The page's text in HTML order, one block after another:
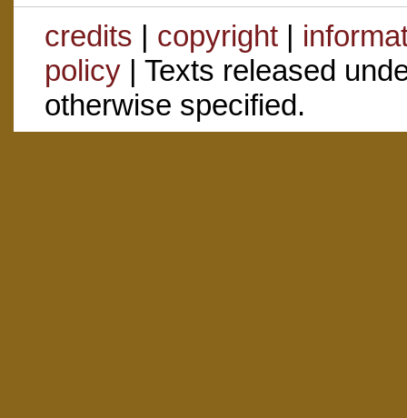
credits | copyright|
policy| Texts released
otherwise specified.